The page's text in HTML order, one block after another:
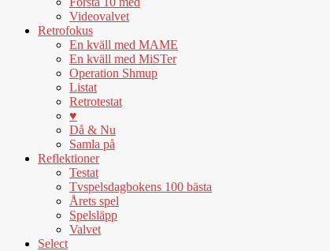
Videovalvet
Retrofokus
En kväll med MAME
En kväll med MiSTer
Operation Shmup
Listat
Retrotestat
♥
Då & Nu
Samla på
Reflektioner
Testat
Tvspelsdagbokens 100 bästa
Årets spel
Spelsläpp
Valvet
Select